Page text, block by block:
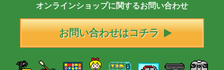
オンラインショップに関するお問い合わせ
お問い合わせはコチラ